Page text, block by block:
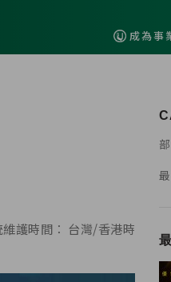
成為事
護時間： 台灣/香港時